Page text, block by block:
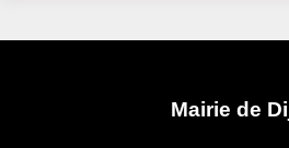
Mairie de